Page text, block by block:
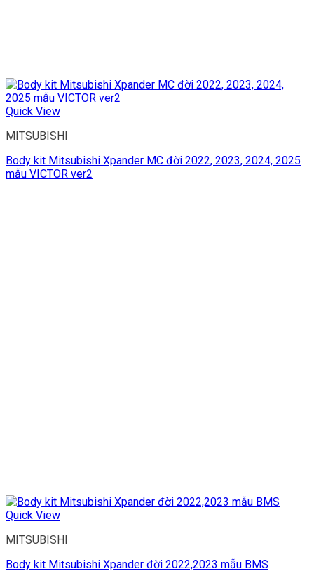
Quick View
MITSUBISHI
Body kit Mitsubishi Xpander MC đời 2022, 2023, 2024, 2025
mẫu VICTOR ver2
Quick View
MITSUBISHI
Body kit Mitsubishi Xpander đời 2022,2023 mẫu BMS